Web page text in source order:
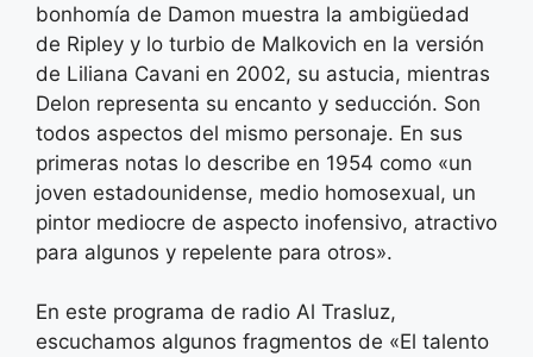
bonhomía de Damon muestra la ambigüedad
de Ripley y lo turbio de Malkovich en la versión
de Liliana Cavani en 2002, su astucia, mientras
Delon representa su encanto y seducción. Son
todos aspectos del mismo personaje. En sus
primeras notas lo describe en 1954 como «un
joven estadounidense, medio homosexual, un
pintor mediocre de aspecto inofensivo, atractivo
para algunos y repelente para otros».
En este programa de radio Al Trasluz,
escuchamos algunos fragmentos de «El talento